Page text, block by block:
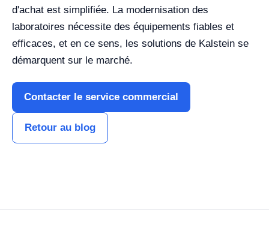
d'achat est simplifiée. La modernisation des
laboratoires nécessite des équipements fiables et
efficaces, et en ce sens, les solutions de Kalstein se
démarquent sur le marché.
Contacter le service commercial
Retour au blog